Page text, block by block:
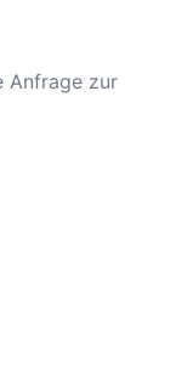
Anfrage zur